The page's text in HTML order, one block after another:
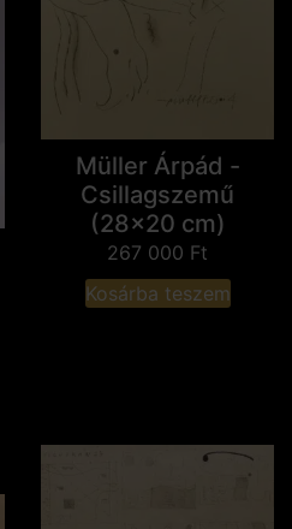
Müller Árpád -
Csillagszemű
(28x20 cm)
267 000 Ft
Kosárba teszem